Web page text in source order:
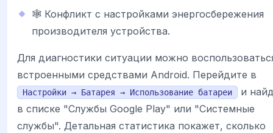
🕸 Конфликт с настройками энергосбережения
производителя устройства.
Для диагностики ситуации можно
встроенными средствами Android. Перейдите в
Настройки → Батарея → Использование батареи
и
в списке "Службы Google Play" или "Системные
службы". Детальная статистика покажет, сколько